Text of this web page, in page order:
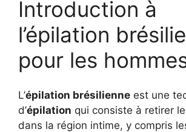
Introduction à
l’épilation
pour les
L’épilation brésilienne est une
d’épilation qui consiste à retirer
dans la région intime, y compris